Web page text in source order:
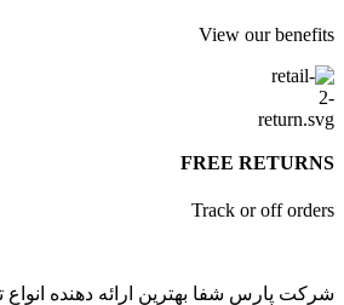
View our
FREE
Track or off
پارس شفا بهترین ارائه دهنده انواع